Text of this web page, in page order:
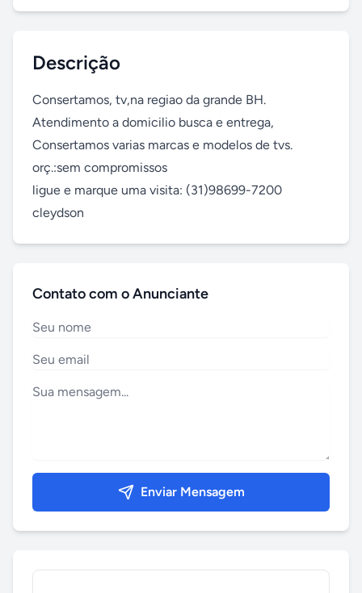
Descrição
Consertamos, tv,na regiao da grande BH.
Atendimento a domicilio busca e entrega,
Consertamos varias marcas e modelos de tvs.
orç.:sem compromissos
ligue e marque uma visita: (31)98699-7200
cleydson
Contato com o Anunciante
Enviar Mensagem